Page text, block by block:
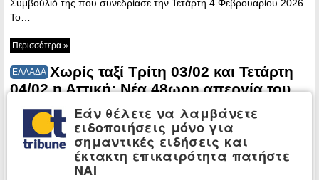
Συμβούλιό της που συνεδρίασε την Τετάρτη 4 Φεβρουαρίου 2026.
Το…
Περισσότερα »
ΕΛΛΑΔΑ Χωρίς ταξί Τρίτη 03/02 και Τετάρτη
04/02 η Αττική: Νέα 48ωρη απεργία του
ΣΑΤΑ
February,
Εάν θέλετε να λαμβάνετε
ειδοποιήσεις μόνο για
σημαντικές ειδήσεις και
έκτακτη επικαιρότητα πατήστε
ΝΑΙ